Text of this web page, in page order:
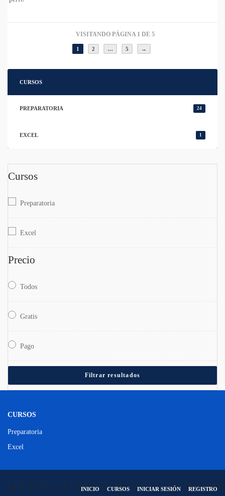
VISITANDO PÁGINA 1 DE 5
1 2 … 5 →
CURSOS
PREPARATORIA 24
EXCEL 1
Cursos
Preparatoria
Excel
Precio
Todos
Gratis
Pago
Filtrar resultados
CURSOS
Preparatoria
Excel
HTTPS://UVAMVIRTUAL.COM/
INICIO CURSOS INICIAR SESIÓN REGISTRO